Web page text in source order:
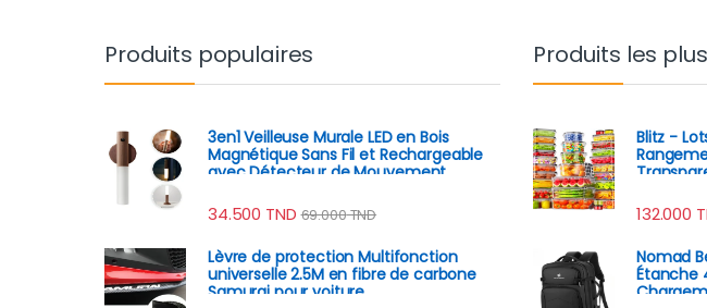
Produits populaires
3en1 Veilleuse Murale LED en Bois
Magnétique Sans Fil et Rechargeable
avec Détecteur de Mouvement
34.500 TND 69.000TND
Lèvre de protection Multifonction
universelle 2.5M en fibre de carbone
Samurai pour voiture
Produits les
Blitz -
132.000
Nomad
Étanche